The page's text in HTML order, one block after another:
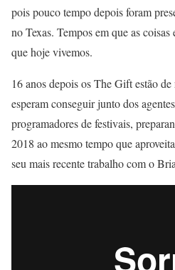
pois pouco tempo depois foram
no Texas. Tempos em que as
que hoje vivemos.
16 anos depois os The Gift estão
esperam conseguir junto dos
programadores de festivais,
2018 ao mesmo tempo que
seu mais recente trabalho com o